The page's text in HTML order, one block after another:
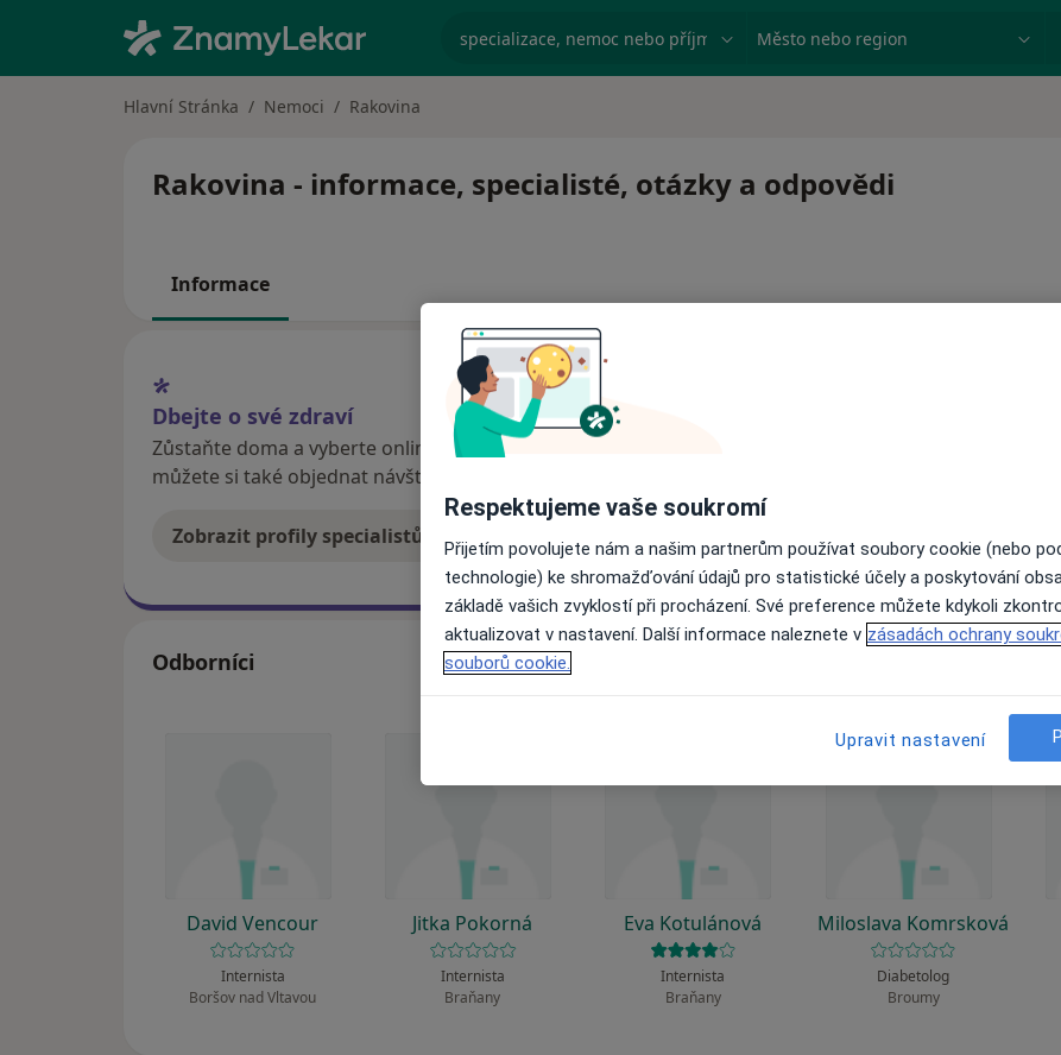
specializace, nemoc nebo příjmení Město nebo region
Hlavní Stránka Nemoci Rakovina
Rakovina - informace, specialisté, otázky a odpovědi
Informace
Dbejte o své zdraví
Zůstaňte doma a vyberte online konzultaci pro zahájení nebo pokračování léčby. Pokud to
můžete si také objednat návštěvu v ordinaci.
Zobrazit profily specialistů Jak to funguje?
Odborníci
David Vencour
Internista
Boršov nad Vltavou
Jitka Pokorná
Internista
Braňany
Eva Kotulánová
Internista
Braňany
Miloslava Komrsková
Diabetolog
Broumy
Respektujeme vaše soukromí
Přijetím povolujete nám a našim partnerům používat soubory cookie (nebo
technologie) ke shromažďování údajů pro statistické účely a poskytování
základě vašich zvyklostí při procházení. Své preference můžete kdykoli
aktualizovat v nastavení. Další informace naleznete v zásadách ochrany
souborů cookie.
Upravit nastavení